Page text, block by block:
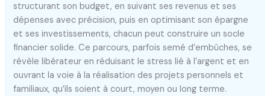
structurant son budget, en suivant ses revenus et ses
dépenses avec précision, puis en optimisant son épargne
et ses investissements, chacun peut construire un socle
financier solide. Ce parcours, parfois semé d’embûches, se
révèle libérateur en réduisant le stress lié à l’argent et en
ouvrant la voie à la réalisation des projets personnels et
familiaux, qu’ils soient à court, moyen ou long terme.